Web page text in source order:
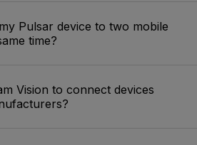
Pulsar device to two mobile
time?
Vision to connect devices